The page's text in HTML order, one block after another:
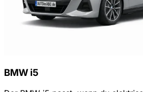
BMW i5